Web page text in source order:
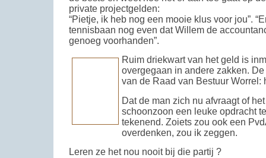
private projectgelden:
“Pietje, ik heb nog een mooie klus voor jou”.
tennisbaan nog even dat Willem de
genoeg voorhanden”.
Ruim driekwart van het geld is
overgegaan in andere zakken.
van de Raad van Bestuur
Dat de man zich nu afvraagt of
schoonzoon een leuke opdracht
tekenend. Zoiets zou ook een
overdenken, zou ik zeggen.
Leren ze het nou nooit bij die partij ?